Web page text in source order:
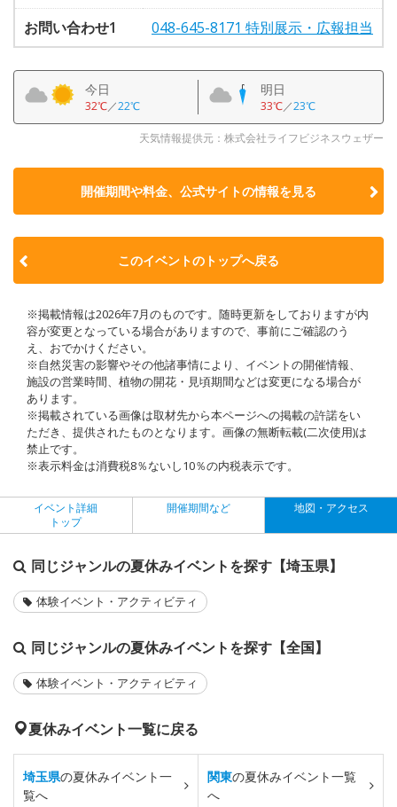
お問い合わせ1
048-645-8171 特別展示・広報担当
今日
32℃／22℃
明日
33℃／23℃
天気情報提供元：株式会社ライフビジネスウェザー
開催期間や料金、公式サイトの情報を見る
このイベントのトップへ戻る
※掲載情報は2026年7月のものです。随時更新をしておりますが内
容が変更となっている場合がありますので、事前にご確認のう
え、おでかけください。
※自然災害の影響やその他諸事情により、イベントの開催情報、
施設の営業時間、植物の開花・見頃期間などは変更になる場合が
あります。
※掲載されている画像は取材先から本ページへの掲載の許諾をい
ただき、提供されたものとなります。画像の無断転載(二次使用)は
禁止です。
※表示料金は消費税8％ないし10％の内税表示です。
イベント詳細
トップ
開催期間など 地図・アクセス
同じジャンルの夏休みイベントを探す【埼玉県】
体験イベント・アクティビティ
同じジャンルの夏休みイベントを探す【全国】
体験イベント・アクティビティ
夏休みイベント一覧に戻る
埼玉県の夏休みイベント一
覧へ
関東の夏休みイベント一覧
へ